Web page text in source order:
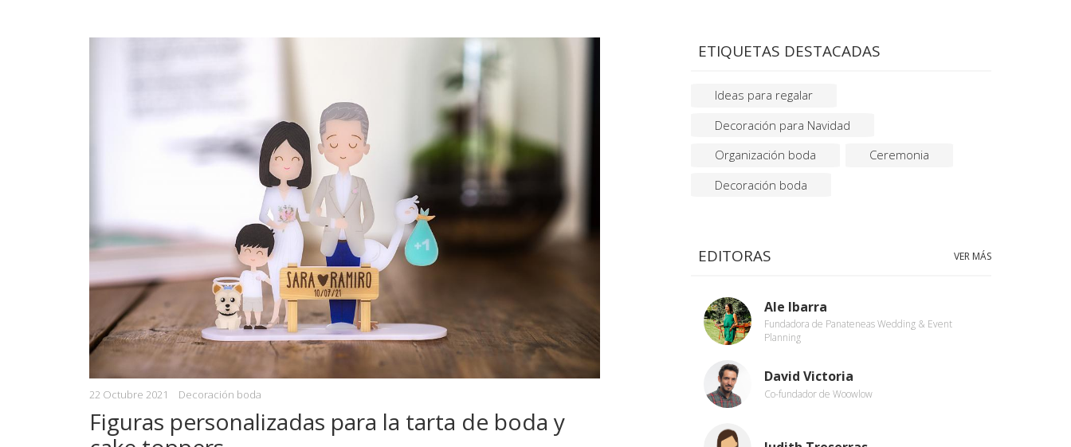
22 Octubre 2021 Decoración boda
Figuras personalizadas para la tarta de boda y
ETIQUETAS DESTACADAS
Ideas para regalar
Decoración para Navidad
Organización boda
Ceremonia
Decoración boda
EDITORAS VER MÁS
Ale Ibarra
Fundadora de Panateneas Wedding & Event
Planning
David Victoria
Co-fundador de Woowlow